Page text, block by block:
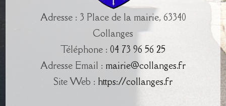
Adresse : 3 Place de la mairie, 63340
Collanges
Téléphone : 04 73 96 56 25
Adresse Email : mairie@collanges.fr
Site Web : https://collanges.fr